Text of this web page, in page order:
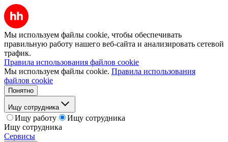
Мы используем файлы cookie, чтобы обеспечивать
правильную работу нашего веб-сайта и анализировать сетевой
трафик.
Правила использования файлов cookie
Мы используем файлы cookie. Правила использования
файлов cookie
Понятно
Ищу сотрудника
Ищу работу
Ищу сотрудника
Ищу сотрудника
Сервисы